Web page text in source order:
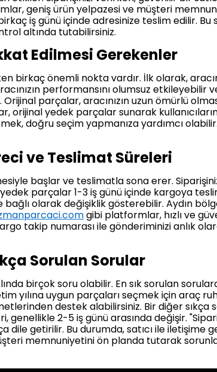
geniş ürün yelpazesi ve müşteri
iş günü içinde adresinize teslim edilir.
altında tutabilirsiniz.
Edilmesi Gerekenler
önemli nokta vardır. İlk olarak,
performansını olumsuz
parçalar, aracınızın uzun ömürlü
orijinal yedek parçalar sunarak
doğru seçim yapmanıza yardımcı
ve Teslimat Süreleri
başlar ve teslimatla sona erer.
parçalar 1-3 iş günü içinde kargoya
olarak değişiklik gösterebilir. Aydın
gibi platformlar, hızlı ve
takip numarası ile gönderiminizi anlık
Sorulan Sorular
birçok soru olabilir. En sık sorulan
yılına uygun parçaları seçmek için araç
destek alabilirsiniz. Bir diğer sıkça
genellikle 2-5 iş günü arasında değişir.
dile getirilir. Bu durumda, satıcı ile
memnuniyetini ön planda tutarak